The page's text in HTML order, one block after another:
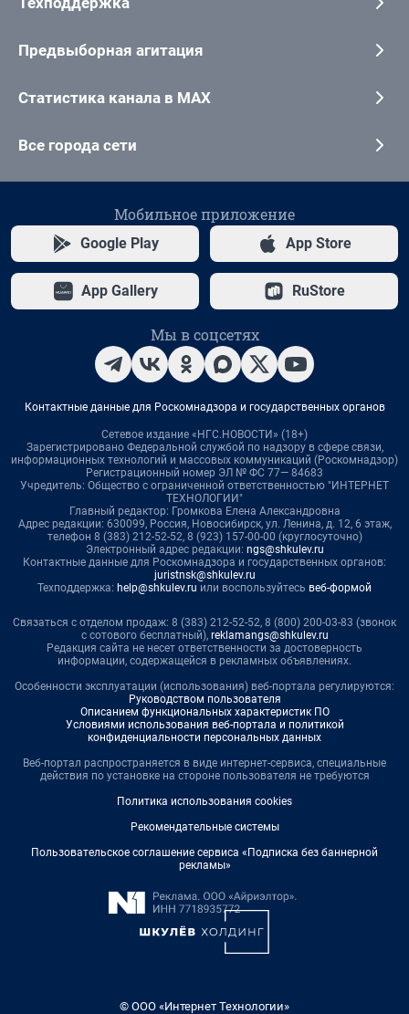
Предвыборная агитация
Статистика канала в MAX
Все города сети
Мобильное приложение
Google Play App Store
App Gallery RuStore
Мы в соцсетях
Контактные данные для Роскомнадзора и государственных органов
Сетевое издание «НГС.НОВОСТИ» (18+)
Зарегистрировано Федеральной службой по надзору в сфере связи,
информационных технологий и массовых коммуникаций (Роскомнадзор)
Регистрационный номер ЭЛ № ФС 77— 84683
Учредитель: Общество с ограниченной ответственностью "ИНТЕРНЕТ
ТЕХНОЛОГИИ"
Главный редактор: Громкова Елена Александровна
Адрес редакции: 630099, Россия, Новосибирск, ул. Ленина, д. 12, 6 этаж,
телефон 8 (383) 212-52-52, 8 (923) 157-00-00 (круглосуточно)
Электронный адрес редакции: ngs@shkulev.ru
Контактные данные для Роскомнадзора и государственных органов:
juristnsk@shkulev.ru
Техподдержка: help@shkulev.ru или воспользуйтесь веб-формой
Связаться с отделом продаж: 8 (383) 212-52-52, 8 (800) 200-03-83 (звонок
с сотового бесплатный), reklamangs@shkulev.ru
Редакция сайта не несет ответственности за достоверность
информации, содержащейся в рекламных объявлениях.
Особенности эксплуатации (использования) веб-портала регулируются:
Руководством пользователя
Описанием функциональных характеристик ПО
Условиями использования веб-портала и политикой
конфиденциальности персональных данных
Веб-портал распространяется в виде интернет-сервиса, специальные
действия по установке на стороне пользователя не требуются
Политика использования cookies
Рекомендательные системы
Пользовательское соглашение сервиса «Подписка без баннерной
рекламы»
© ООО «Интернет Технологии»